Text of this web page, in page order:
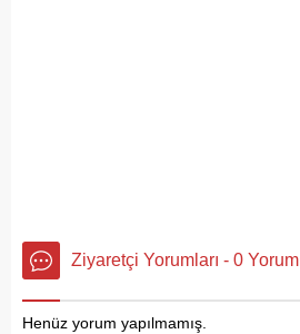
Ziyaretçi Yorumları - 0 Yorum
Henüz yorum yapılmamış.